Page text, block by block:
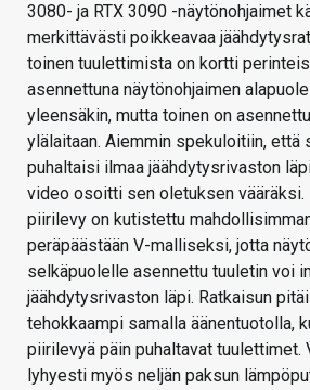
3080- ja RTX 3090 -näytönohjaimet
merkittävästi poikkeavaa
toinen tuulettimista on kortti
asennettuna näytönohjaimen
yleensäkin, mutta toinen on
ylälaitaan. Aiemmin spekuloitiin, että
puhaltaisi ilmaa jäähdytysrivaston
video osoitti sen oletuksen vääräksi.
piirilevy on kutistettu
peräpäästään V-malliseksi, jotta
selkäpuolelle asennettu tuuletin voi
jäähdytysrivaston läpi. Ratkaisun
tehokkaampi samalla äänentuotolla,
piirilevyä päin puhaltavat tuulettimet.
lyhyesti myös neljän paksun